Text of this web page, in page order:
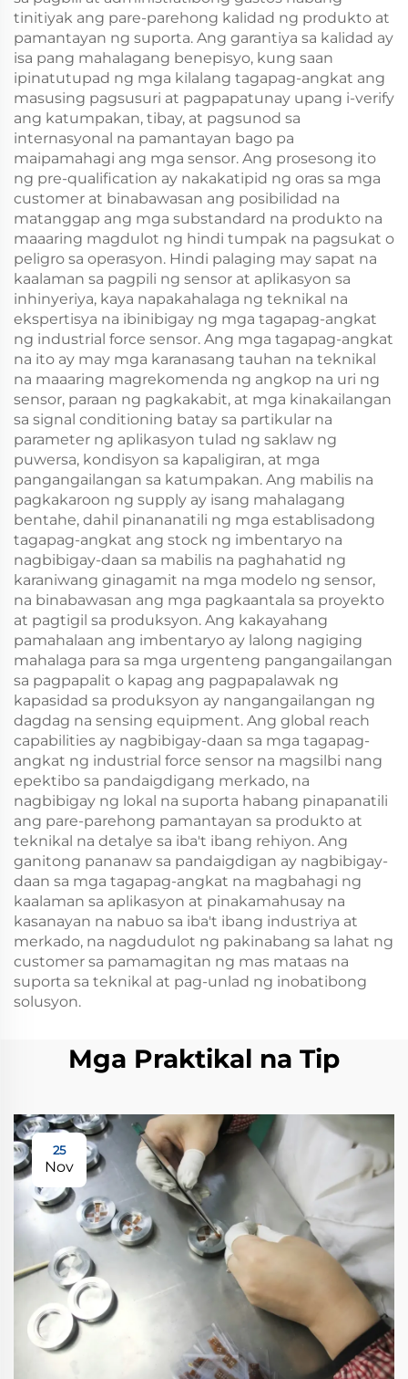
tinitiyak ang pare-parehong kalidad ng produkto at
pamantayan ng suporta. Ang garantiya sa kalidad ay
isa pang mahalagang benepisyo, kung saan
ipinatutupad ng mga kilalang tagapag-angkat ang
masusing pagsusuri at pagpapatunay upang i-verify
ang katumpakan, tibay, at pagsunod sa
internasyonal na pamantayan bago pa
maipamahagi ang mga sensor. Ang prosesong ito
ng pre-qualification ay nakakatipid ng oras sa mga
customer at binabawasan ang posibilidad na
matanggap ang mga substandard na produkto na
maaaring magdulot ng hindi tumpak na pagsukat o
peligro sa operasyon. Hindi palaging may sapat na
kaalaman sa pagpili ng sensor at aplikasyon sa
inhinyeriya, kaya napakahalaga ng teknikal na
ekspertisya na ibinibigay ng mga tagapag-angkat
ng industrial force sensor. Ang mga tagapag-angkat
na ito ay may mga karanasang tauhan na teknikal
na maaaring magrekomenda ng angkop na uri ng
sensor, paraan ng pagkakabit, at mga kinakailangan
sa signal conditioning batay sa partikular na
parameter ng aplikasyon tulad ng saklaw ng
puwersa, kondisyon sa kapaligiran, at mga
pangangailangan sa katumpakan. Ang mabilis na
pagkakaroon ng supply ay isang mahalagang
bentahe, dahil pinananatili ng mga establisadong
tagapag-angkat ang stock ng imbentaryo na
nagbibigay-daan sa mabilis na paghahatid ng
karaniwang ginagamit na mga modelo ng sensor,
na binabawasan ang mga pagkaantala sa proyekto
at pagtigil sa produksyon. Ang kakayahang
pamahalaan ang imbentaryo ay lalong nagiging
mahalaga para sa mga urgenteng pangangailangan
sa pagpapalit o kapag ang pagpapalawak ng
kapasidad sa produksyon ay nangangailangan ng
dagdag na sensing equipment. Ang global reach
capabilities ay nagbibigay-daan sa mga tagapag-
angkat ng industrial force sensor na magsilbi nang
epektibo sa pandaigdigang merkado, na
nagbibigay ng lokal na suporta habang pinapanatili
ang pare-parehong pamantayan sa produkto at
teknikal na detalye sa iba't ibang rehiyon. Ang
ganitong pananaw sa pandaigdigan ay nagbibigay-
daan sa mga tagapag-angkat na magbahagi ng
kaalaman sa aplikasyon at pinakamahusay na
kasanayan na nabuo sa iba't ibang industriya at
merkado, na nagdudulot ng pakinabang sa lahat ng
customer sa pamamagitan ng mas mataas na
suporta sa teknikal at pag-unlad ng inobatibong
solusyon.
Mga Praktikal na Tip
25
Nov